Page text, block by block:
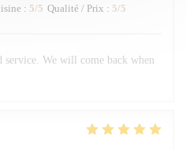
: 5/5 Qualité / Prix : 5/5
service. We will come back when